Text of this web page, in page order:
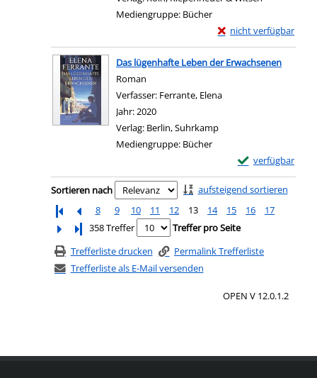
Mediengruppe: Bücher
nicht verfügbar
Exemplar-Details von
Zum Download von
Das lügenhafte Leben der Erwachsenen
Roman
Verfasser: Ferrante, Elena
Jahr:2020
Verlag: Berlin, Suhrkamp
Mediengruppe: Bücher
verfügbar
Exemplar-Details
Zum Download
Zu den Suchfiltern springen
Sortieren nach
aufsteigend sortieren
8
9 10 11 12 13 14 15 16
17
Letzte Seite
358 Treffer
Treffer pro Seite
Trefferliste drucken
Permalink Trefferliste
Trefferliste als E-Mail versenden
OPEN V 12.0.1.2